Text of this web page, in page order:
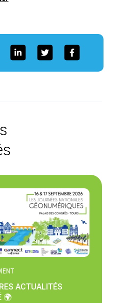
ACTUALITÉS
🌍